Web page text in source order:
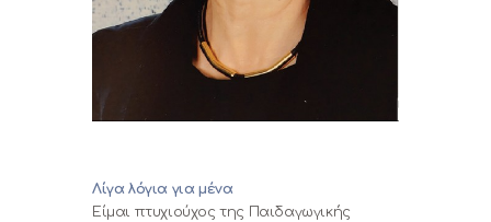
Λίγα λόγια για μένα
Είμαι πτυχιούχος της Παιδαγωγικής